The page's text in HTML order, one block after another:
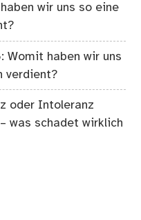
wir uns so eine
Womit haben wir uns
verdient?
oder Intoleranz
was schadet wirklich